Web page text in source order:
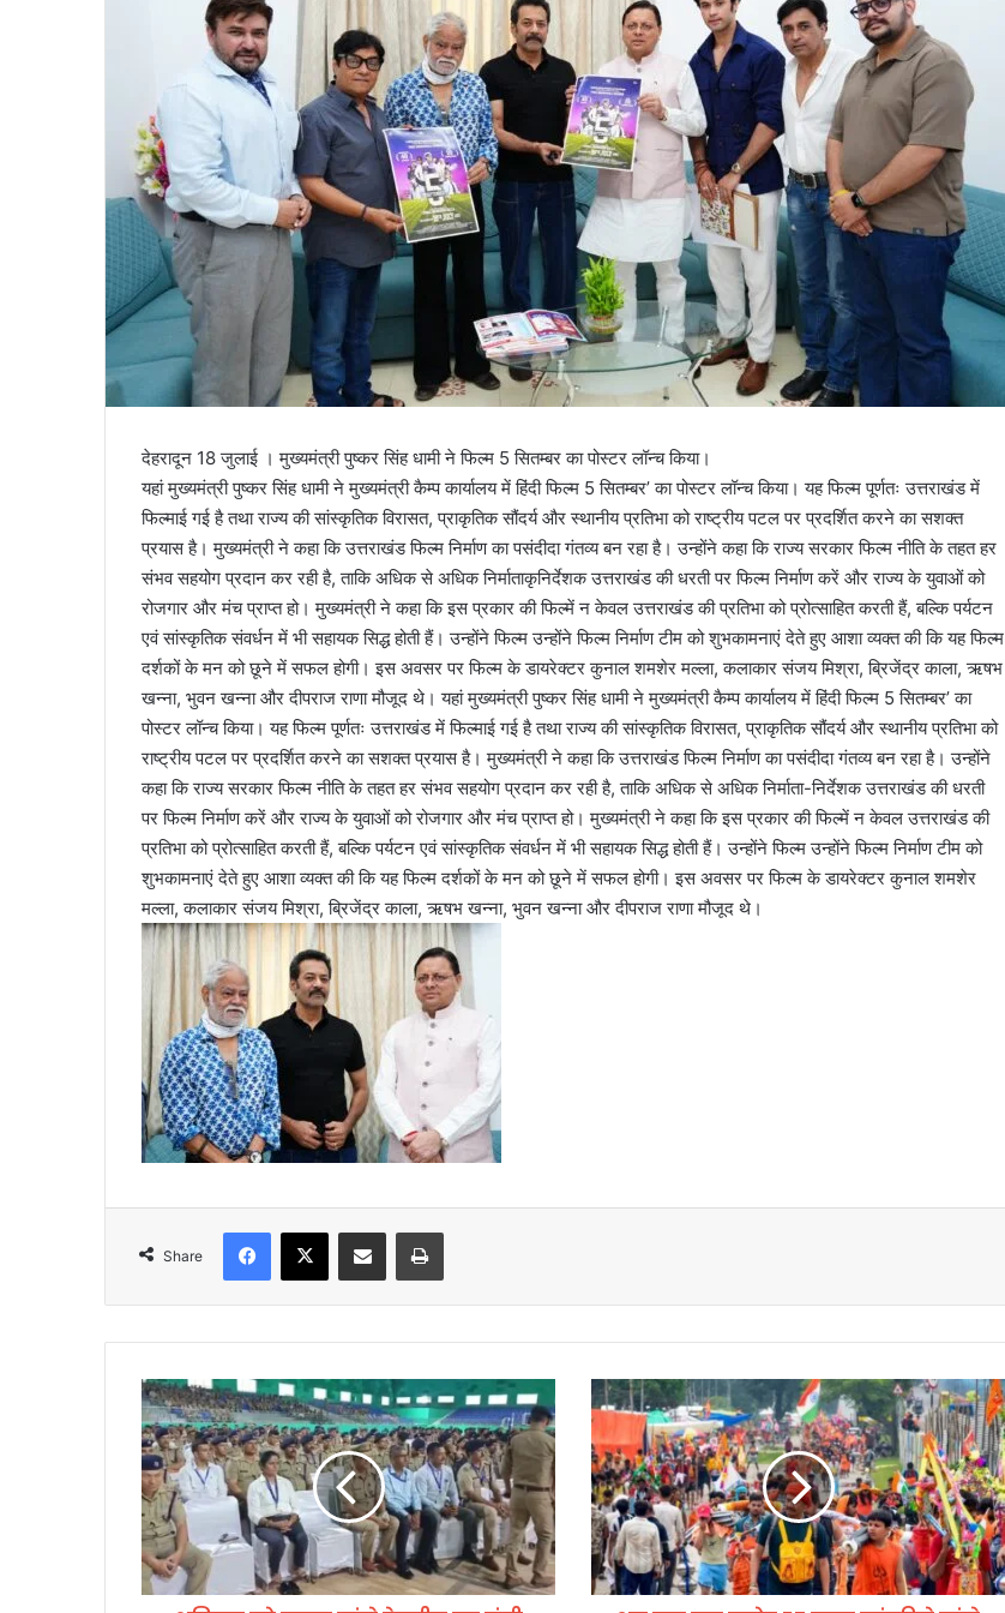
देहरादून 18 जुलाई । मुख्यमंत्री पुष्कर सिंह धामी ने फिल्म 5 सितम्बर का पोस्टर लॉन्च किया।
यहां मुख्यमंत्री पुष्कर सिंह धामी ने मुख्यमंत्री कैम्प कार्यालय में हिंदी फिल्म 5 सितम्बर’ का पोस्टर लॉन्च किया। यह फिल्म पूर्णतः उत्तराखंड में
फिल्माई गई है तथा राज्य की सांस्कृतिक विरासत, प्राकृतिक सौंदर्य और स्थानीय प्रतिभा को राष्ट्रीय पटल पर प्रदर्शित करने का सशक्त
प्रयास है। मुख्यमंत्री ने कहा कि उत्तराखंड फिल्म निर्माण का पसंदीदा गंतव्य बन रहा है। उन्होंने कहा कि राज्य सरकार फिल्म नीति के तहत हर
संभव सहयोग प्रदान कर रही है, ताकि अधिक से अधिक निर्माताकृनिर्देशक उत्तराखंड की धरती पर फिल्म निर्माण करें और राज्य के युवाओं को
रोजगार और मंच प्राप्त हो। मुख्यमंत्री ने कहा कि इस प्रकार की फिल्में न केवल उत्तराखंड की प्रतिभा को प्रोत्साहित करती हैं, बल्कि पर्यटन
एवं सांस्कृतिक संवर्धन में भी सहायक सिद्ध होती हैं। उन्होंने फिल्म उन्होंने फिल्म निर्माण टीम को शुभकामनाएं देते हुए आशा व्यक्त की कि यह फिल्म
दर्शकों के मन को छूने में सफल होगी। इस अवसर पर फिल्म के डायरेक्टर कुनाल शमशेर मल्ला, कलाकार संजय मिश्रा, ब्रिजेंद्र काला, ऋषभ
खन्ना, भुवन खन्ना और दीपराज राणा मौजूद थे। यहां मुख्यमंत्री पुष्कर सिंह धामी ने मुख्यमंत्री कैम्प कार्यालय में हिंदी फिल्म 5 सितम्बर’ का
पोस्टर लॉन्च किया। यह फिल्म पूर्णतः उत्तराखंड में फिल्माई गई है तथा राज्य की सांस्कृतिक विरासत, प्राकृतिक सौंदर्य और स्थानीय प्रतिभा को
राष्ट्रीय पटल पर प्रदर्शित करने का सशक्त प्रयास है। मुख्यमंत्री ने कहा कि उत्तराखंड फिल्म निर्माण का पसंदीदा गंतव्य बन रहा है। उन्होंने
कहा कि राज्य सरकार फिल्म नीति के तहत हर संभव सहयोग प्रदान कर रही है, ताकि अधिक से अधिक निर्माता-निर्देशक उत्तराखंड की धरती
पर फिल्म निर्माण करें और राज्य के युवाओं को रोजगार और मंच प्राप्त हो। मुख्यमंत्री ने कहा कि इस प्रकार की फिल्में न केवल उत्तराखंड की
प्रतिभा को प्रोत्साहित करती हैं, बल्कि पर्यटन एवं सांस्कृतिक संवर्धन में भी सहायक सिद्ध होती हैं। उन्होंने फिल्म उन्होंने फिल्म निर्माण टीम को
शुभकामनाएं देते हुए आशा व्यक्त की कि यह फिल्म दर्शकों के मन को छूने में सफल होगी। इस अवसर पर फिल्म के डायरेक्टर कुनाल शमशेर
मल्ला, कलाकार संजय मिश्रा, ब्रिजेंद्र काला, ऋषभ खन्ना, भुवन खन्ना और दीपराज राणा मौजूद थे।
Share
श
नि
वा
र
को
रू
द्र
पु
र
अ
ब
त
क
ए
क
क
रो
ड़